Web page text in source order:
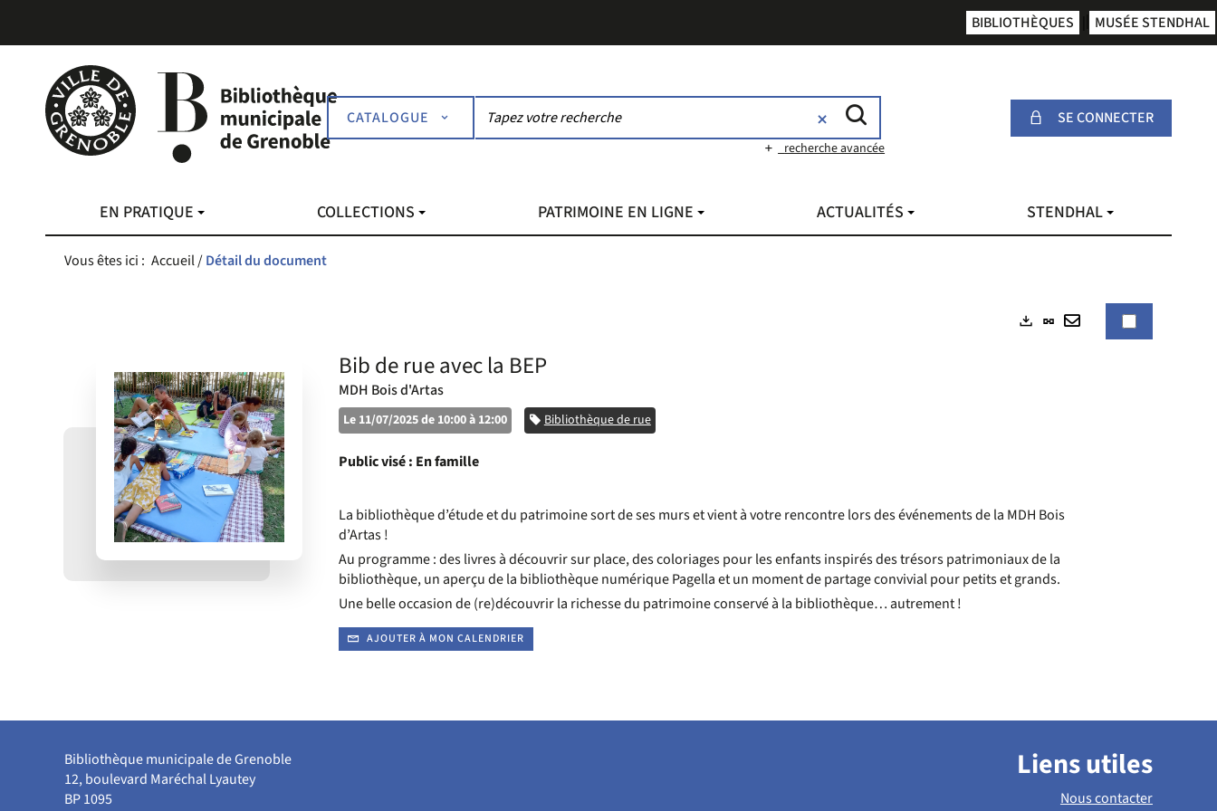
menu
contenu
la
BIBLIOTHÈQUES MUSÉE STENDHAL
CATALOGUE
recherche avancée
SE CONNECTER
EN PRATIQUE COLLECTIONS PATRIMOINE EN LIGNE ACTUALITÉS STENDHAL
Vous êtes ici : Accueil/Détail du document
Lien
permanent
Envoyer
Bib de rue avec la BEP
MDH Bois d'Artas
Le 11/07/2025 de 10:00 à 12:00 Catégorie
Bibliothèque de rue
Public visé : En famille
La bibliothèque d’étude et du patrimoine sort de ses murs et vient à votre rencontre lors des événements de la MDH Bois
d’Artas !
Au programme : des livres à découvrir sur place, des coloriages pour les enfants inspirés des trésors patrimoniaux de la
bibliothèque, un aperçu de la bibliothèque numérique Pagella et un moment de partage convivial pour petits et grands.
Une belle occasion de (re)découvrir la richesse du patrimoine conservé à la bibliothèque… autrement !
AJOUTER À MON CALENDRIER
Bibliothèque municipale de Grenoble
12, boulevard Maréchal Lyautey
BP 1095
Liens utiles
Nous contacter